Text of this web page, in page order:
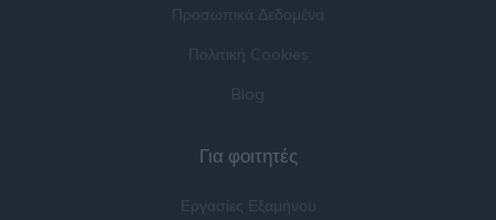
Προσωπικά Δεδομένα
Πολιτική Cookies
Blog
Για φοιτητές
Εργασίες Εξαμήνου